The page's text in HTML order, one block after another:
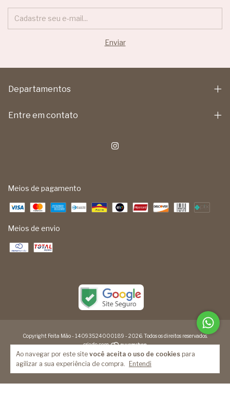
Ao navegar por este site você aceita o uso de cookies para
agilizar a sua experiência de compra.
Entendi
Departamentos
Entre em contato
Meios de pagamento
Meios de envio
Copyright Feita Mão - 14093524000189 - 2026. Todos os direitos reservados.